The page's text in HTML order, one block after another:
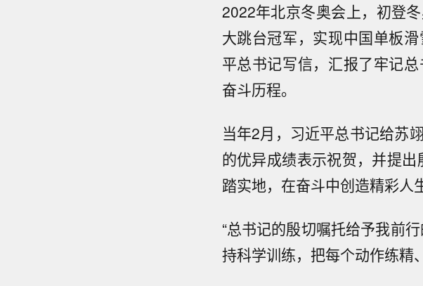
2022年北京冬奥会上，初登
大跳台冠军，实现中国单板
平总书记写信，汇报了牢记
奋斗历程。
当年2月，习近平总书记给苏
的优异成绩表示祝贺，并提
踏实地，在奋斗中创造精彩人
“总书记的殷切嘱托给予我前
持科学训练，把每个动作练精